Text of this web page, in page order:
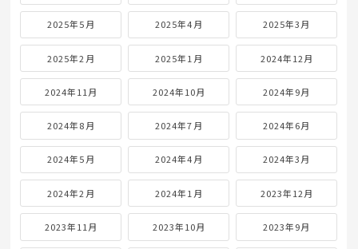
2025年5月 2025年4月 2025年3月
2025年2月 2025年1月 2024年12月
2024年11月 2024年10月 2024年9月
2024年8月 2024年7月 2024年6月
2024年5月 2024年4月 2024年3月
2024年2月 2024年1月 2023年12月
2023年11月 2023年10月 2023年9月